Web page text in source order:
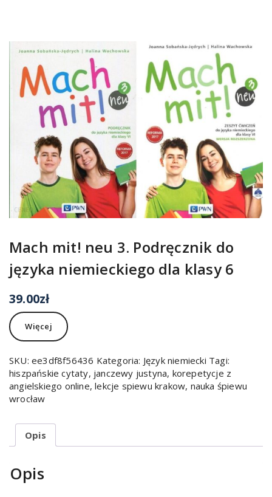
Mach mit! neu 3. Podręcznik do
języka niemieckiego dla klasy 6
39.00zł
Więcej
SKU: ee3df8f56436 Kategoria: Język niemiecki Tagi:
hiszpańskie cytaty, janczewy justyna, korepetycje z
angielskiego online,lekcje spiewu krakow, nauka śpiewu
wrocław
Opis
Opis